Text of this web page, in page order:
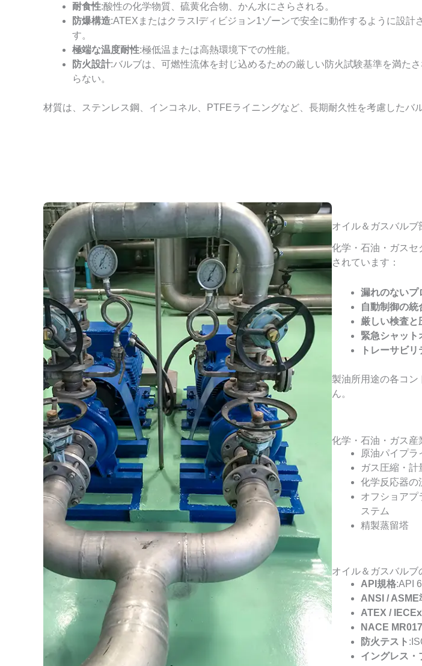
耐食性:酸性の化学物質、硫黄化合物、かん水にさらされる。
防爆構造:ATEXまたはクラスIディビジョン1ゾーンで安全に動作するように設計
す。
極端な温度耐性:極低温または高熱環境下での性能。
防火設計:バルブは、可燃性流体を封じ込めるための厳しい防火試験基準を満た
らない。
材質は、ステンレス鋼、インコネル、PTFEライニングなど、長期耐久性を考慮したバ
オイル＆ガスバル
化学・石油・ガスセ
されています：
漏れのないプ
自動制御の統
厳しい検査と
緊急シャット
トレーサビ
製油所用途の各コン
ん。
化学・石油・ガス
原油パイプラ
ガス圧縮・計
化学反応器の
オフショアプ
ステム
精製蒸留塔
オイル＆ガスバル
API規格:API
ANSI / ASME
ATEX /
NACE
防火テスト
イングレス・